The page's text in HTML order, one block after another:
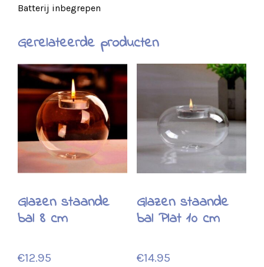
Batterij inbegrepen
Gerelateerde producten
Glazen staande
bal 8 cm
€12.95
Glazen staande
bal Plat 10 cm
€14.95